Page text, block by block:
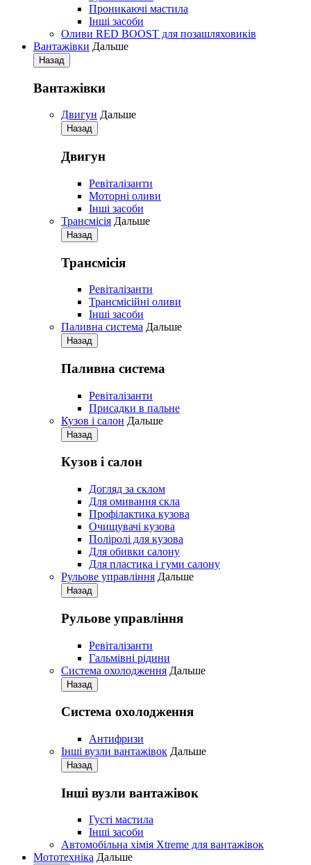
Проникаючі мастила
Iнші засоби
Оливи RED BOOST для позашляховиків
Вантажівки Дальше
Назад
Вантажівки
Двигун Дальше
Назад
Двигун
Ревіталізанти
Моторні оливи
Iнші засоби
Трансмісія Дальше
Назад
Трансмісія
Ревіталізанти
Трансмісійні оливи
Iнші засоби
Паливна система Дальше
Назад
Паливна система
Ревіталізанти
Присадки в пальне
Кузов і салон Дальше
Назад
Кузов і салон
Догляд за склом
Для омивання скла
Профілактика кузова
Очищувачі кузова
Поліролі для кузова
Для обивки салону
Для пластика і гуми салону
Рульове управління Дальше
Назад
Рульове управління
Ревіталізанти
Гальмівні рідини
Система охолодження Дальше
Назад
Система охолодження
Антифризи
Iнші вузли вантажівок Дальше
Назад
Iнші вузли вантажівок
Густі мастила
Iнші засоби
Автомобільна хімія Xtreme для вантажівок
Мототехніка Дальше